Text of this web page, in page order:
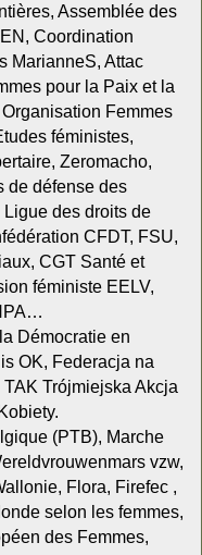
Assemblée des
Coordination
MarianneS, Attac
pour la Paix et la
Femmes
féministes,
Zeromacho,
de défense des
des droits de
CFDT, FSU,
CGT Santé et
féministe EELV,
Démocratie en
OK, Federacja na
Trójmiejska Akcja
(PTB), Marche
vzw,
Flora, Firefec ,
selon les femmes,
des Femmes,